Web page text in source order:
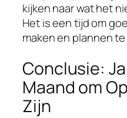
kijken naar wat het
Het is een tijd om
maken en plannen
Conclusie:
Maand om
Zijn